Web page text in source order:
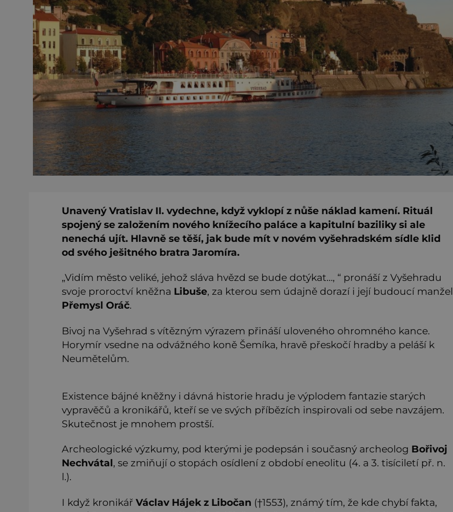
Unavený Vratislav II. vydechne, když vyklopí z nůše náklad kamení. Rituál
spojený se založením nového knížecího paláce a kapitulní baziliky si ale
nenechá ujít. Hlavně se těší, jak bude mít v novém vyšehradském sídle klid
od svého ješitného bratra Jaromíra.
„Vidím město veliké, jehož sláva hvězd se bude dotýkat…, “ pronáší z Vyšehradu
svoje proroctví kněžna Libuše, za kterou sem údajně dorazí i její budoucí manžel
Přemysl Oráč.
Bivoj na Vyšehrad s vítězným výrazem přináší uloveného ohromného kance.
Horymír vsedne na odvážného koně Šemíka, hravě přeskočí hradby a peláší k
Neumětelům.
Existence bájné kněžny i dávná historie hradu je výplodem fantazie starých
vypravěčů a kronikářů, kteří se ve svých příbězích inspirovali od sebe navzájem.
Skutečnost je mnohem prostší.
Archeologické výzkumy, pod kterými je podepsán i současný archeolog Bořivoj
Nechvátal, se zmiňují o stopách osídlení z období eneolitu (4. a 3. tisíciletí př. n.
l.).
I když kronikář Václav Hájek z Libočan (†1553), známý tím, že kde chybí fakta,